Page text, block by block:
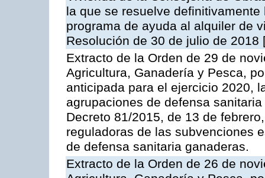
la que se resuelve
programa de ayuda al alquiler de
Resolución de 30 de julio de 2018
Extracto de la Orden de 29 de
Agricultura, Ganadería y Pesca,
anticipada para el ejercicio 2020,
agrupaciones de defensa
Decreto 81/2015, de 13 de
reguladoras de las subvenciones
de defensa sanitaria ganaderas.
Extracto de la Orden de 26 de